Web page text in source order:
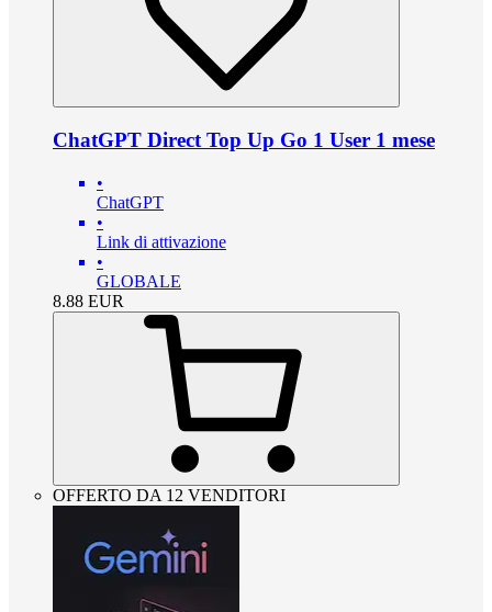
ChatGPT Direct Top Up Go 1 User 1 mese
•
ChatGPT
•
Link di attivazione
•
GLOBALE
8.88 EUR
OFFERTO DA 12 VENDITORI